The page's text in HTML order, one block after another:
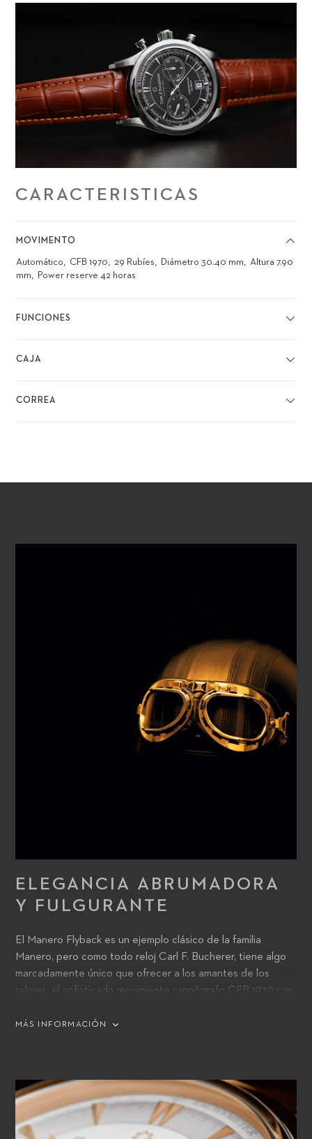
CARACTERISTICAS
MOVIMENTO
Automático CFB 1970 29 Rubíes Diámetro 30.40 mm
Altura 7.90
mm
Power reserve 42 horas
FUNCIONES
CAJA
CORREA
ELEGANCIA ABRUMADORA
Y FULGURANTE
El Manero Flyback es un ejemplo clásico de la familia
Manero, pero como todo reloj Carl F. Bucherer, tiene algo
marcadamente único que ofrecer a los amantes de los
relojes: el sofisticado movimiento cronógrafo CFB 1970 con
tiempos consecutivos con el intervalo más breve posible
manecillas se pongan en marcha de nuevo tan pronto como
se suelte el botón de vuelta a cero.
MÁS INFORMACIÓN